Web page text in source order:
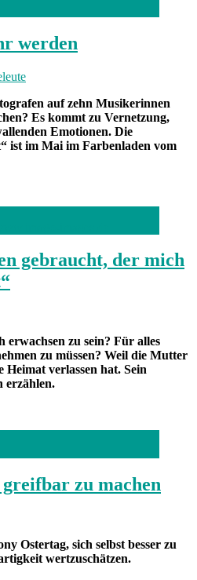
werden
auf zehn Musikerinnen
Es kommt zu Vernetzung,
Emotionen. Die
ist im Mai im Farbenladen vom
gebraucht, der mich
erwachsen zu sein? Für alles
zu müssen? Weil die Mutter
Heimat verlassen hat. Sein
erzählen.
zu machen
Ostertag, sich selbst besser zu
wertzuschätzen.